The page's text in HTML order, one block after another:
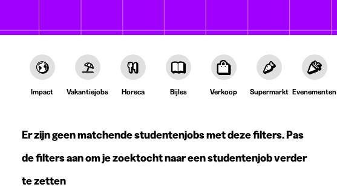
Impact Vakantiejobs Horeca Bijles Verkoop Supermarkt Evenementen
Er zijn geen matchende studentenjobs met deze filters. Pas
de filters aan om je zoektocht naar een studentenjob verder
te zetten